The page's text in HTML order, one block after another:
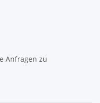
Anfragen zu